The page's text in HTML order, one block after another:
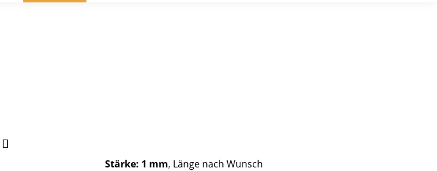
Stärke: 1 mm, Länge nach Wunsch